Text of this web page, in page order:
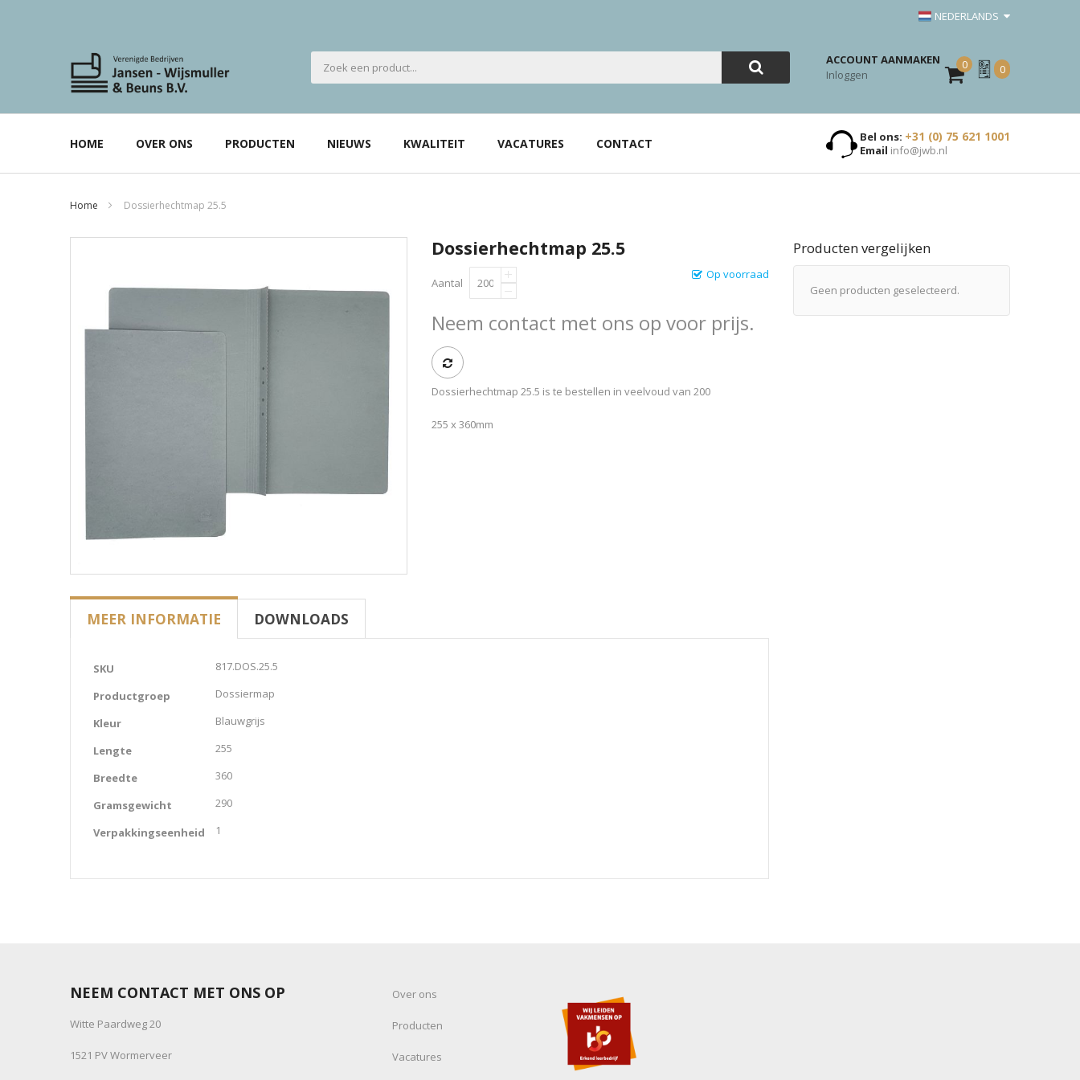
NEDERLANDS
ACCOUNT AANMAKEN
Inloggen
0
Mijn
Offerte
0
HOME OVER ONS PRODUCTEN NIEUWS KWALITEIT VACATURES CONTACT Bel ons: +31 (0) 75 621 1001
Email info@jwb.nl
Home Dossierhechtmap 25.5
Dossierhechtmap 25.5
Op voorraad
Aantal
Neem contact met ons op voor prijs.
Dossierhechtmap 25.5 is te bestellen in veelvoud van 200
255 x 360mm
MEER INFORMATIE DOWNLOADS
SKU 817.DOS.25.5
Productgroep Dossiermap
Kleur Blauwgrijs
Lengte 255
Breedte 360
Gramsgewicht 290
Verpakkingseenheid 1
Producten vergelijken
Geen producten geselecteerd.
NEEM CONTACT MET ONS OP
Witte Paardweg 20
1521 PV Wormerveer
Over ons
Producten
Vacatures